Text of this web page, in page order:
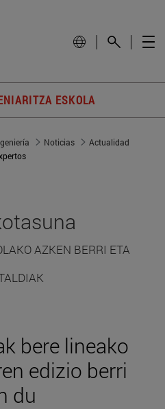
ESKOLA
Noticias
Actualidad
AZKEN BERRI ETA
bere lineako
edizio berri
du